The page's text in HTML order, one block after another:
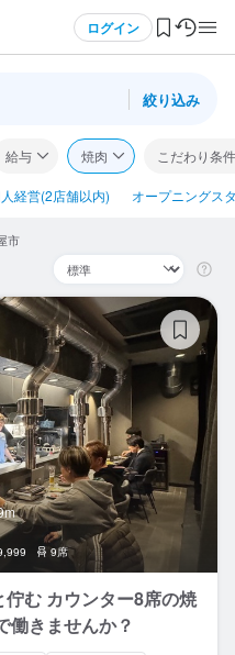
ログイン
会員登録 絞り込み
給与 焼肉 こだわり条件
経営(2店舗以内) オープニングス
市
9席
む カウンター8席の焼
働きませんか？